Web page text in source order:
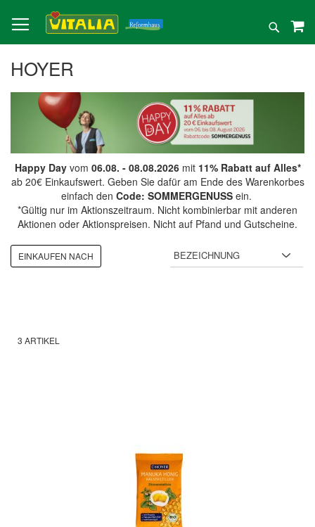
zum
Inhalt
Suche
HOYER
Happy Dayvom 06.08. - 08.08.2026mit 11% Rabatt auf Alles*
ab 20€ Einkaufswert. Geben Sie dafür am Ende des Warenkorbes
einfach den Code: SOMMERGENUSSein.
*Gültig nur im Aktionszeitraum. Nicht kombinierbar mit anderen
Aktionen oder Aktionspreisen. Nicht auf Pfand und Gutscheine.
3 ARTIKEL
EINKAUFEN NACH